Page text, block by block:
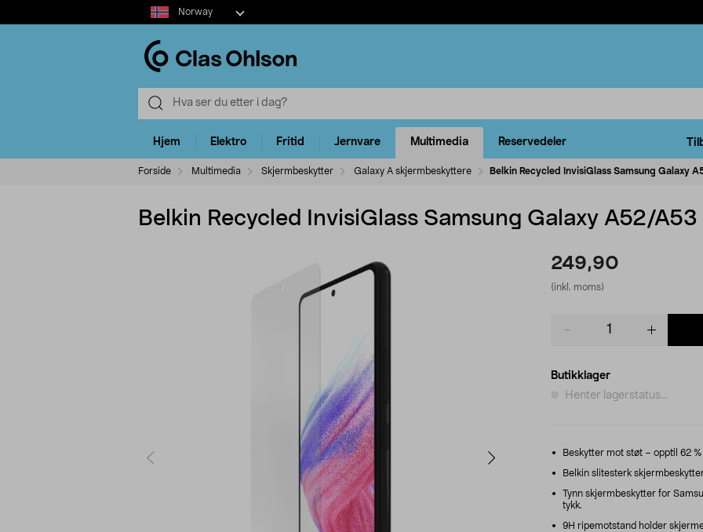
Select
market
Norway
Hjem Elektro Fritid Jernvare Multimedia Reservedeler
Forside Multimedia Skjermbeskytter Galaxy A skjermbeskyttere Belkin Recycled InvisiGlass Samsung Galaxy
Belkin Recycled InvisiGlass Samsung Galaxy A52/
249,90
(inkl. moms)
Butikklager
Henter lagerstatus...
Beskytter mot støt – opptil 62
Belkin slitesterk
Tynn skjermbeskytter for
tykk.
9H ripemotstand holder